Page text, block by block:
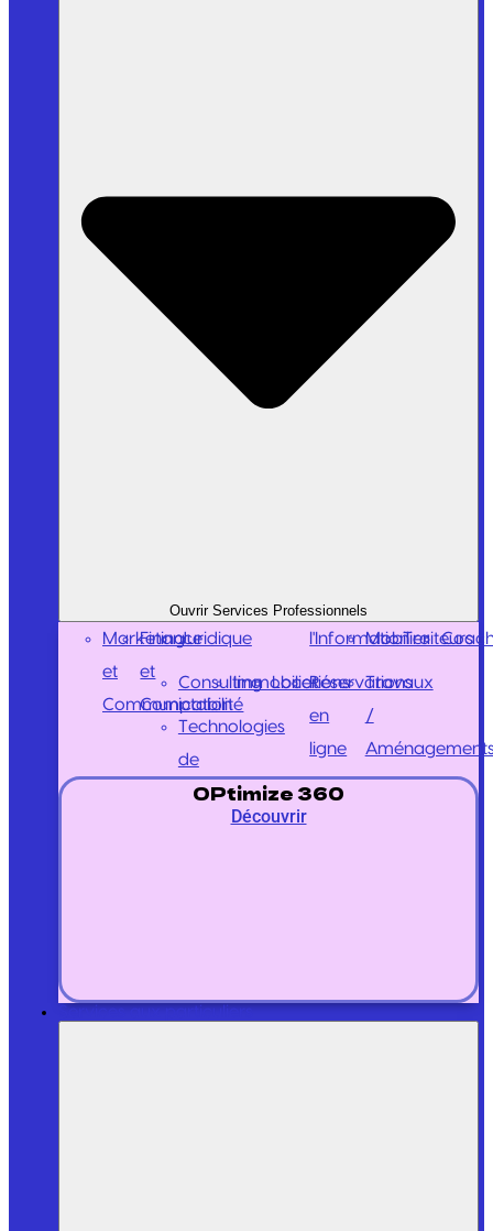
Ouvrir Services Professionnels
Marketing
et
Communication
Finance
et
Comptabilité
Juridique
Consulting
Technologies
de
l'Information
Immobilier
LocationsRéservations
en
ligne
MobilierTraiteurs
Travaux
/
OPtimize 360
Découvrir
Services aux particuliers